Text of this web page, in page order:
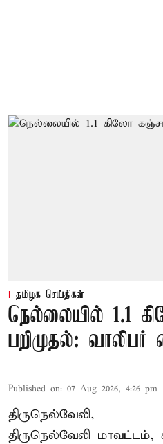
தமிழக செய்திகள்
நெல்லையில் 1.1
பறிமுதல்: வாலிபர்
Published on: 07 Aug 2026, 4:26 pm
திருநெல்வேலி,
திருநெல்வேலி மாவட்டம்,